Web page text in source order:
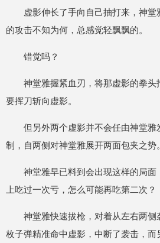
虚影伸长了手向自己抽打来，神
的攻击不知为何，总感觉轻飘飘的。
错觉吗？
神堂雅握紧血刃，将那虚影的拳
要挥刀斩向虚影。
但另外两个虚影并不会任由神堂
制，自两侧对神堂雅展开两面包夹之势。
神堂雅早已料到会出现这样的局
上吃过一次亏，怎么可能再吃第二次？
神堂雅快速拔枪，对着从左右两侧
枚子弹精准命中虚影，中断了袭击，而